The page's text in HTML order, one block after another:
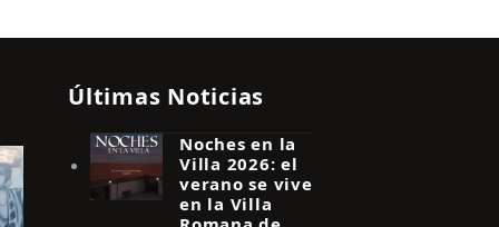
Últimas Noticias
Noches en la
Villa 2026: el
verano se vive
en la Villa